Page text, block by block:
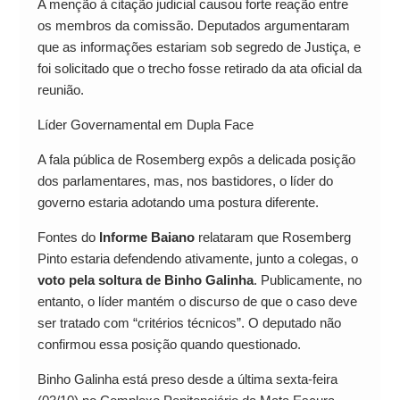
A menção à citação judicial causou forte reação entre
os membros da comissão. Deputados argumentaram
que as informações estariam sob segredo de Justiça, e
foi solicitado que o trecho fosse retirado da ata oficial da
reunião.
Líder Governamental em Dupla Face
A fala pública de Rosemberg expôs a delicada posição
dos parlamentares, mas, nos bastidores, o líder do
governo estaria adotando uma postura diferente.
Fontes do Informe Baianorelataram que Rosemberg
Pinto estaria defendendo ativamente, junto a colegas, o
voto pela soltura de Binho Galinha. Publicamente, no
entanto, o líder mantém o discurso de que o caso deve
ser tratado com “critérios técnicos”. O deputado não
confirmou essa posição quando questionado.
Binho Galinha está preso desde a última sexta-feira